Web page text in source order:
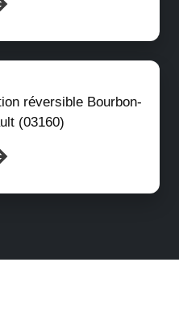
réversible Bourbon-
(03160)